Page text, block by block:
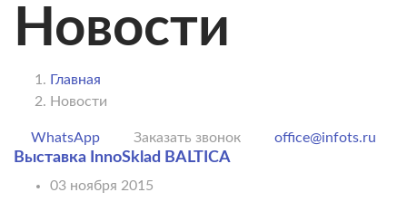
Новости
Главная
Новости
WhatsApp Заказать звонок office@infots.ru
Выставка InnoSklad BALTICA
03 ноября 2015